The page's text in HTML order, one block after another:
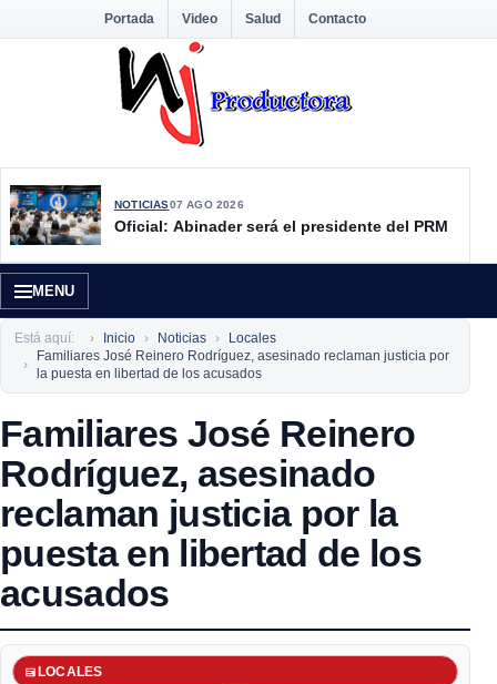
Portada Video Salud Contacto
NOTICIAS07 AGO 2026
Oficial: Abinader será el presidente del PRM
MENU
Está aquí: Inicio Noticias
Locales
Familiares José Reinero Rodríguez, asesinado reclaman justicia por
la puesta en libertad de los acusados
Familiares José Reinero
Rodríguez, asesinado
reclaman justicia por la
puesta en libertad de los
acusados
LOCALES